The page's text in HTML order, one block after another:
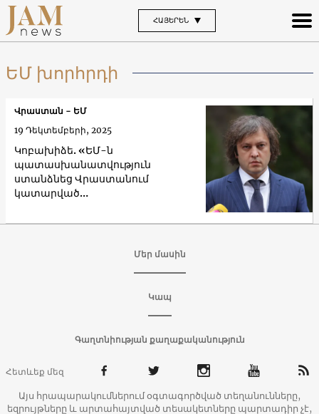
ՀԱՅԵՐԵՆ
ԵՄ խորհրդի
Կոբախիձե. «ԵՄ-ն
պատասխանատվություն
ստանձնեց Վրաստանում
կատարված
Վրաստան - ԵՄ
19 Դեկտեմբերի, 2025
Մեր մասին
Կապ
Գաղտնիության քաղաքականություն
Հետևեք մեզ
Այս հրապարակումներում օգտագործված տեղանունները,
եզրույթները և արտահայտված տեսակետները պարտադիր չէ,